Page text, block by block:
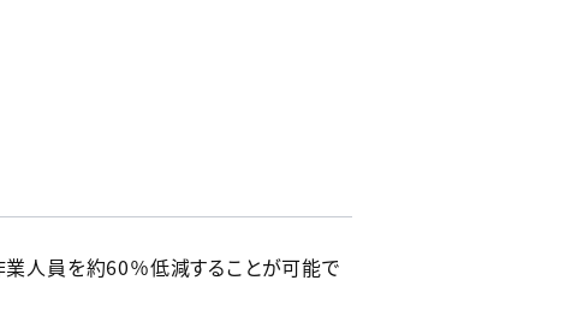
人員を約60％低減することが可能で